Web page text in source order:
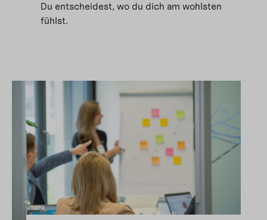
Du entscheidest, wo du dich am wohlsten
fühlst.